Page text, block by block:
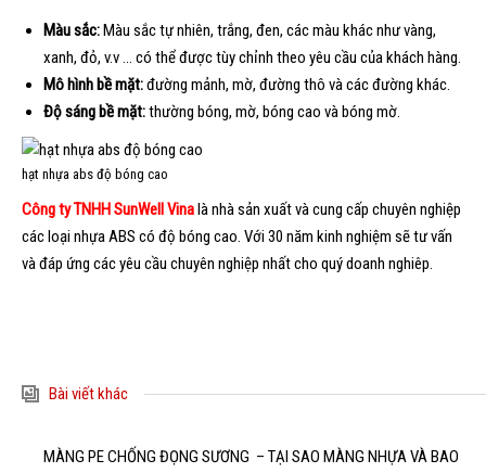
Màu sắc:Màu sắc tự nhiên, trắng, đen, các màu khác như vàng,
xanh, đỏ, v.v … có thể được tùy chỉnh theo yêu cầu của khách hàng.
Mô hình bề mặt:đường mảnh, mờ, đường thô và các đường khác.
Độ sáng bề mặt:thường bóng, mờ, bóng cao và bóng mờ.
hạt nhựa abs độ bóng cao
Công ty TNHH SunWell Vinalà nhà sản xuất và cung cấp chuyên nghiệp
các loại nhựa ABS có độ bóng cao. Với 30 năm kinh nghiệm sẽ tư vấn
và đáp ứng các yêu cầu chuyên nghiệp nhất cho quý doanh nghiêp.
Bài viết khác
MÀNG PE CHỐNG ĐỌNG SƯƠNG – TẠI SAO MÀNG NHỰA VÀ BAO